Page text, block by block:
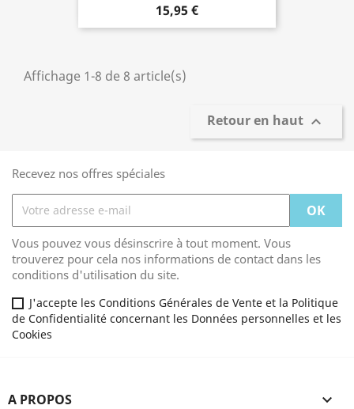
15,95 €
Affichage 1-8 de 8 article(s)
Retour en haut 
Recevez nos offres spéciales
Vous pouvez vous désinscrire à tout moment. Vous
trouverez pour cela nos informations de contact dans les
conditions d'utilisation du site.
J'accepte les Conditions Générales de Vente et la Politique
de Confidentialité concernant les Données personnelles et les
Cookies
A PROPOS 